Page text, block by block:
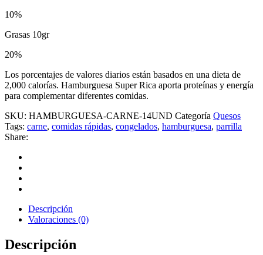
10%
Grasas 10gr
20%
Los porcentajes de valores diarios están basados en una dieta de
2,000 calorías. Hamburguesa Super Rica aporta proteínas y energía
para complementar diferentes comidas.
SKU: HAMBURGUESA-CARNE-14UND Categoría Quesos
Tags: carne, comidas rápidas, congelados, hamburguesa, parrilla
Share:
Descripción
Valoraciones (0)
Descripción